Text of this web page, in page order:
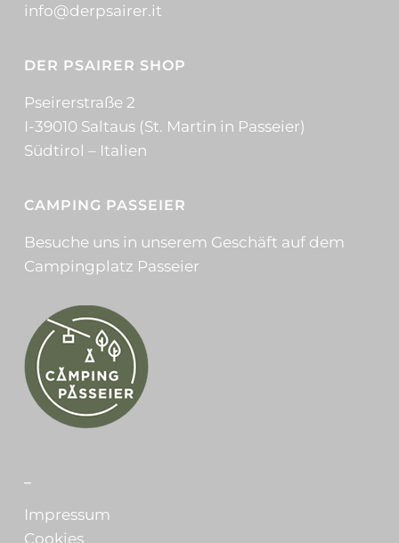
info@derpsairer.it
DER PSAIRER SHOP
Pseirerstraße 2
I-39010 Saltaus (St. Martin in Passeier)
Südtirol – Italien
CAMPING PASSEIER
Besuche uns in unserem Geschäft auf dem
Campingplatz Passeier
Impressum
Cookies